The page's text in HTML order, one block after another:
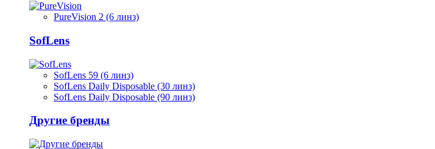
PureVision 2 (6 линз)
SofLens
SofLens 59 (6 линз)
SofLens Daily Disposable (30 линз)
SofLens Daily Disposable (90 линз)
Другие бренды